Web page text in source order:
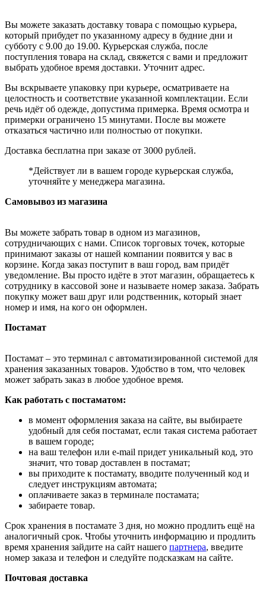
Вы можете заказать доставку товара с помощью курьера,
который прибудет по указанному адресу в будние дни и
субботу с 9.00 до 19.00. Курьерская служба, после
поступления товара на склад, свяжется с вами и предложит
выбрать удобное время доставки. Уточнит адрес.
Вы вскрываете упаковку при курьере, осматриваете на
целостность и соответствие указанной комплектации. Если
речь идёт об одежде, допустима примерка. Время осмотра и
примерки ограничено 15 минутами. После вы можете
отказаться частично или полностью от покупки.
Доставка бесплатна при заказе от 3000 рублей.
*Действует ли в вашем городе курьерская служба,
уточняйте у менеджера магазина.
Самовывоз из магазина
Вы можете забрать товар в одном из магазинов,
сотрудничающих с нами. Список торговых точек, которые
принимают заказы от нашей компании появится у вас в
корзине. Когда заказ поступит в ваш город, вам придёт
уведомление. Вы просто идёте в этот магазин, обращаетесь к
сотруднику в кассовой зоне и называете номер заказа. Забрать
покупку может ваш друг или родственник, который знает
номер и имя, на кого он оформлен.
Постамат
Постамат – это терминал с автоматизированной системой для
хранения заказанных товаров. Удобство в том, что человек
может забрать заказ в любое удобное время.
Как работать с постаматом:
в момент оформления заказа на сайте, вы выбираете
удобный для себя постамат, если такая система работает
в вашем городе;
на ваш телефон или e-mail придет уникальный код, это
значит, что товар доставлен в постамат;
вы приходите к постамату, вводите полученный код и
следует инструкциям автомата;
оплачиваете заказ в терминале постамата;
забираете товар.
Срок хранения в постамате 3 дня, но можно продлить ещё на
аналогичный срок. Чтобы уточнить информацию и продлить
время хранения зайдите на сайт нашего партнера, введите
номер заказа и телефон и следуйте подсказкам на сайте.
Почтовая доставка